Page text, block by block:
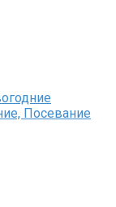
Посевание